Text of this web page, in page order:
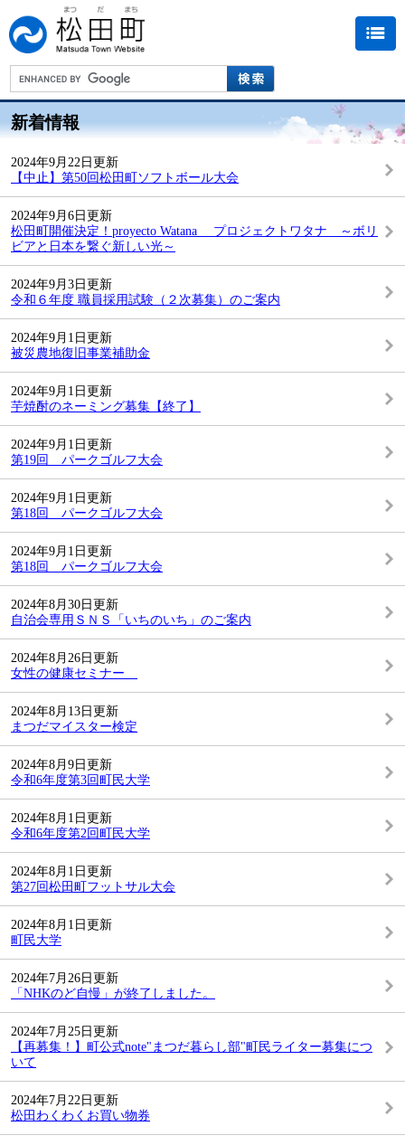
新着情報
2024年9月22日更新
【中止】第50回松田町ソフトボール大会
2024年9月6日更新
松田町開催決定！proyecto Watana プロジェクトワタナ ～ボリ
ビアと日本を繋ぐ新しい光～
2024年9月3日更新
令和６年度 職員採用試験（２次募集）のご案内
2024年9月1日更新
被災農地復旧事業補助金
2024年9月1日更新
芋焼酎のネーミング募集【終了】
2024年9月1日更新
第19回 パークゴルフ大会
2024年9月1日更新
第18回 パークゴルフ大会
2024年9月1日更新
第18回 パークゴルフ大会
2024年8月30日更新
自治会専用ＳＮＳ「いちのいち」のご案内
2024年8月26日更新
女性の健康セミナー
2024年8月13日更新
まつだマイスター検定
2024年8月9日更新
令和6年度第3回町民大学
2024年8月1日更新
令和6年度第2回町民大学
2024年8月1日更新
第27回松田町フットサル大会
2024年8月1日更新
町民大学
2024年7月26日更新
「NHKのど自慢」が終了しました。
2024年7月25日更新
【再募集！】町公式note"まつだ暮らし部"町民ライター募集につ
いて
2024年7月22日更新
松田わくわくお買い物券